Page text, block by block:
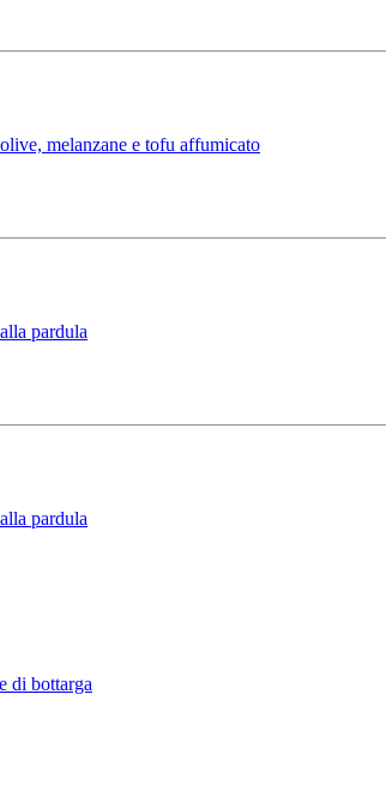
melanzane e tofu affumicato
pardula
pardula
di bottarga